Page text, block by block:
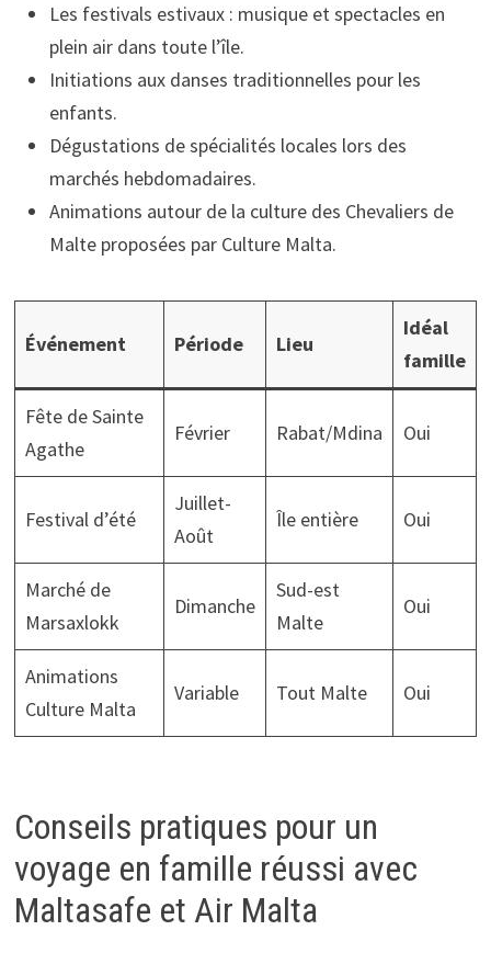
Les festivals estivaux : musique et spectacles en
plein air dans toute l’île.
Initiations aux danses traditionnelles pour les
enfants.
Dégustations de spécialités locales lors des
marchés hebdomadaires.
Animations autour de la culture des Chevaliers de
Malte proposées par Culture Malta.
Événement Période Lieu
Idéal
famille
Fête de Sainte
Agathe
Février Rabat/Mdina Oui
Festival d’été
Juillet-
Août
Île entière Oui
Marché de
Marsaxlokk
Dimanche
Sud-est
Malte
Oui
Animations
Culture Malta
Variable Tout Malte Oui
Conseils pratiques pour un
voyage en famille réussi avec
Maltasafe et Air Malta